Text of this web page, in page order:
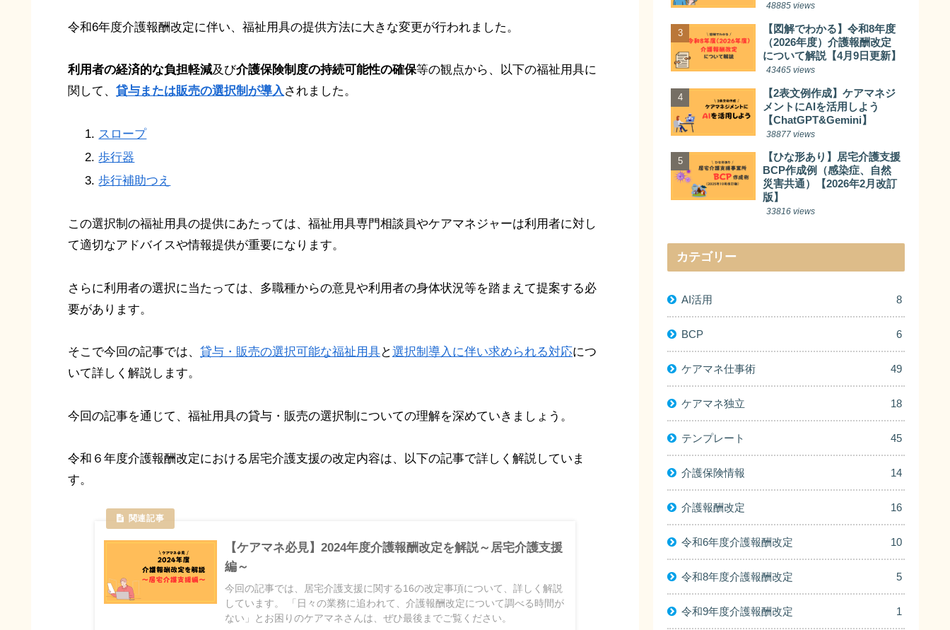
令和6年度介護報酬改定に伴い、福祉用具の提供方法に大きな変更が行われました。
利用者の経済的な負担軽減及び介護保険制度の持続可能性の確保等の観点から、以下の福祉用具に
関して、 貸与または販売の選択制が導入されました。
スロープ
歩行器
歩行補助つえ
この選択制の福祉用具の提供にあたっては、福祉用具専門相談員やケアマネジャーは利用者に対し
て適切なアドバイスや情報提供が重要になります。
さらに利用者の選択に当たっては、多職種からの意見や利用者の身体状況等を踏まえて提案する必
要があります。
そこで今回の記事では、 貸与・販売の選択可能な福祉用具と選択制導入に伴い求められる対応につ
いて詳しく解説します。
今回の記事を通じて、福祉用具の貸与・販売の選択制についての理解を深めていきましょう。
令和６年度介護報酬改定における居宅介護支援の改定内容は、以下の記事で詳しく解説していま
す。
【ケアマネ必見】2024年度介護報酬改定を解説～居宅介護支援
編～
今回の記事では、居宅介護支援に関する16の改定事項について、詳しく解説
しています。 「日々の業務に追われて、介護報酬改定について調べる時間が
ない」とお困りのケアマネさんは、ぜひ最後までご覧ください。
48885 views
【図解でわかる】令和8年度
（2026年度）介護報酬改定
について解説【4月9日更新】
43465 views
【2表文例作成】ケアマネジ
メントにAIを活用しよう
【ChatGPT&Gemini】
38877 views
【ひな形あり】居宅介護支援
BCP作成例（感染症、自然
災害共通）【2026年2月改訂
版】
33816 views
カテゴリー
AI活用 8
BCP 6
ケアマネ仕事術 49
ケアマネ独立 18
テンプレート 45
介護保険情報 14
介護報酬改定 16
令和6年度介護報酬改定 10
令和8年度介護報酬改定 5
令和9年度介護報酬改定 1